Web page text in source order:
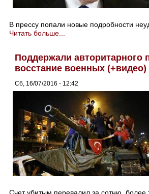
В прессу попали новые подробности
Читать больше...
Поддержали авторитарного
восстание военных (+видео)
Сб, 16/07/2016 - 12:42
Счет убитым перевалил за сотню, более